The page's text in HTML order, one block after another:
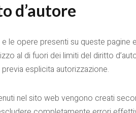
d’autore
le opere presenti su queste pagine
al di fuori dei limiti del diritto
esplicita autorizzazione.
nel sito web vengono creati